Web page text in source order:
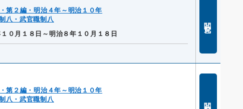
第２編・明治４年～明治１０年
八・武官職制八
０月１８日～明治８年１０月１８日
第２編・明治４年～明治１０年
八・武官職制八